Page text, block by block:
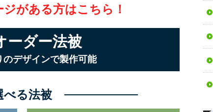
がある方はこちら！
ーダー法被
のデザインで製作可能
べる法被